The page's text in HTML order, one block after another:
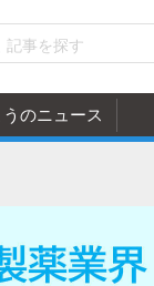
うのニュース